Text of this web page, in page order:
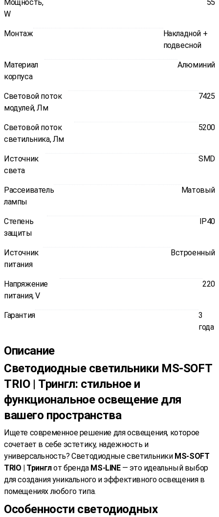
Мощность,
W
55
Монтаж
Накладной +
подвесной
Материал
корпуса
Алюминий
Световой поток
модулей, Лм
7425
Световой поток
светильника, Лм
5200
Источник
света
SMD
Рассеиватель
лампы
Матовый
Степень
защиты
IP40
Источник
питания
Встроенный
Напряжение
питания, V
220
Гарантия
3
года
Описание
Светодиодные светильники MS-SOFT
TRIO | Трингл: стильное и
функциональное освещение для
вашего пространства
Ищете современное решение для освещения, которое
сочетает в себе эстетику, надежность и
универсальность? Светодиодные светильники MS-SOFT
TRIO | Тринглот бренда MS-LINE — это идеальный выбор
для создания уникального и эффективного освещения в
помещениях любого типа.
Особенности светодиодных